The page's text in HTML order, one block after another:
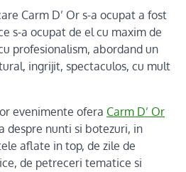
Carm D’ Or s-a ocupat a fost
s-a ocupat de el cu maxim de
profesionalism, abordand un
ingrijit, spectaculos, cu mult
evenimente ofera Carm D’ Or
despre nunti si botezuri, in
aflate in top, de zile de
de petreceri tematice si